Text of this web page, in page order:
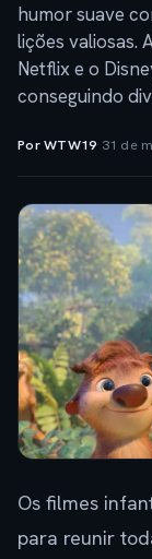
humor suave
lições valiosas.
Netflix e o
conseguindo
Por WTW19· 31 de
Os filmes
para reunir